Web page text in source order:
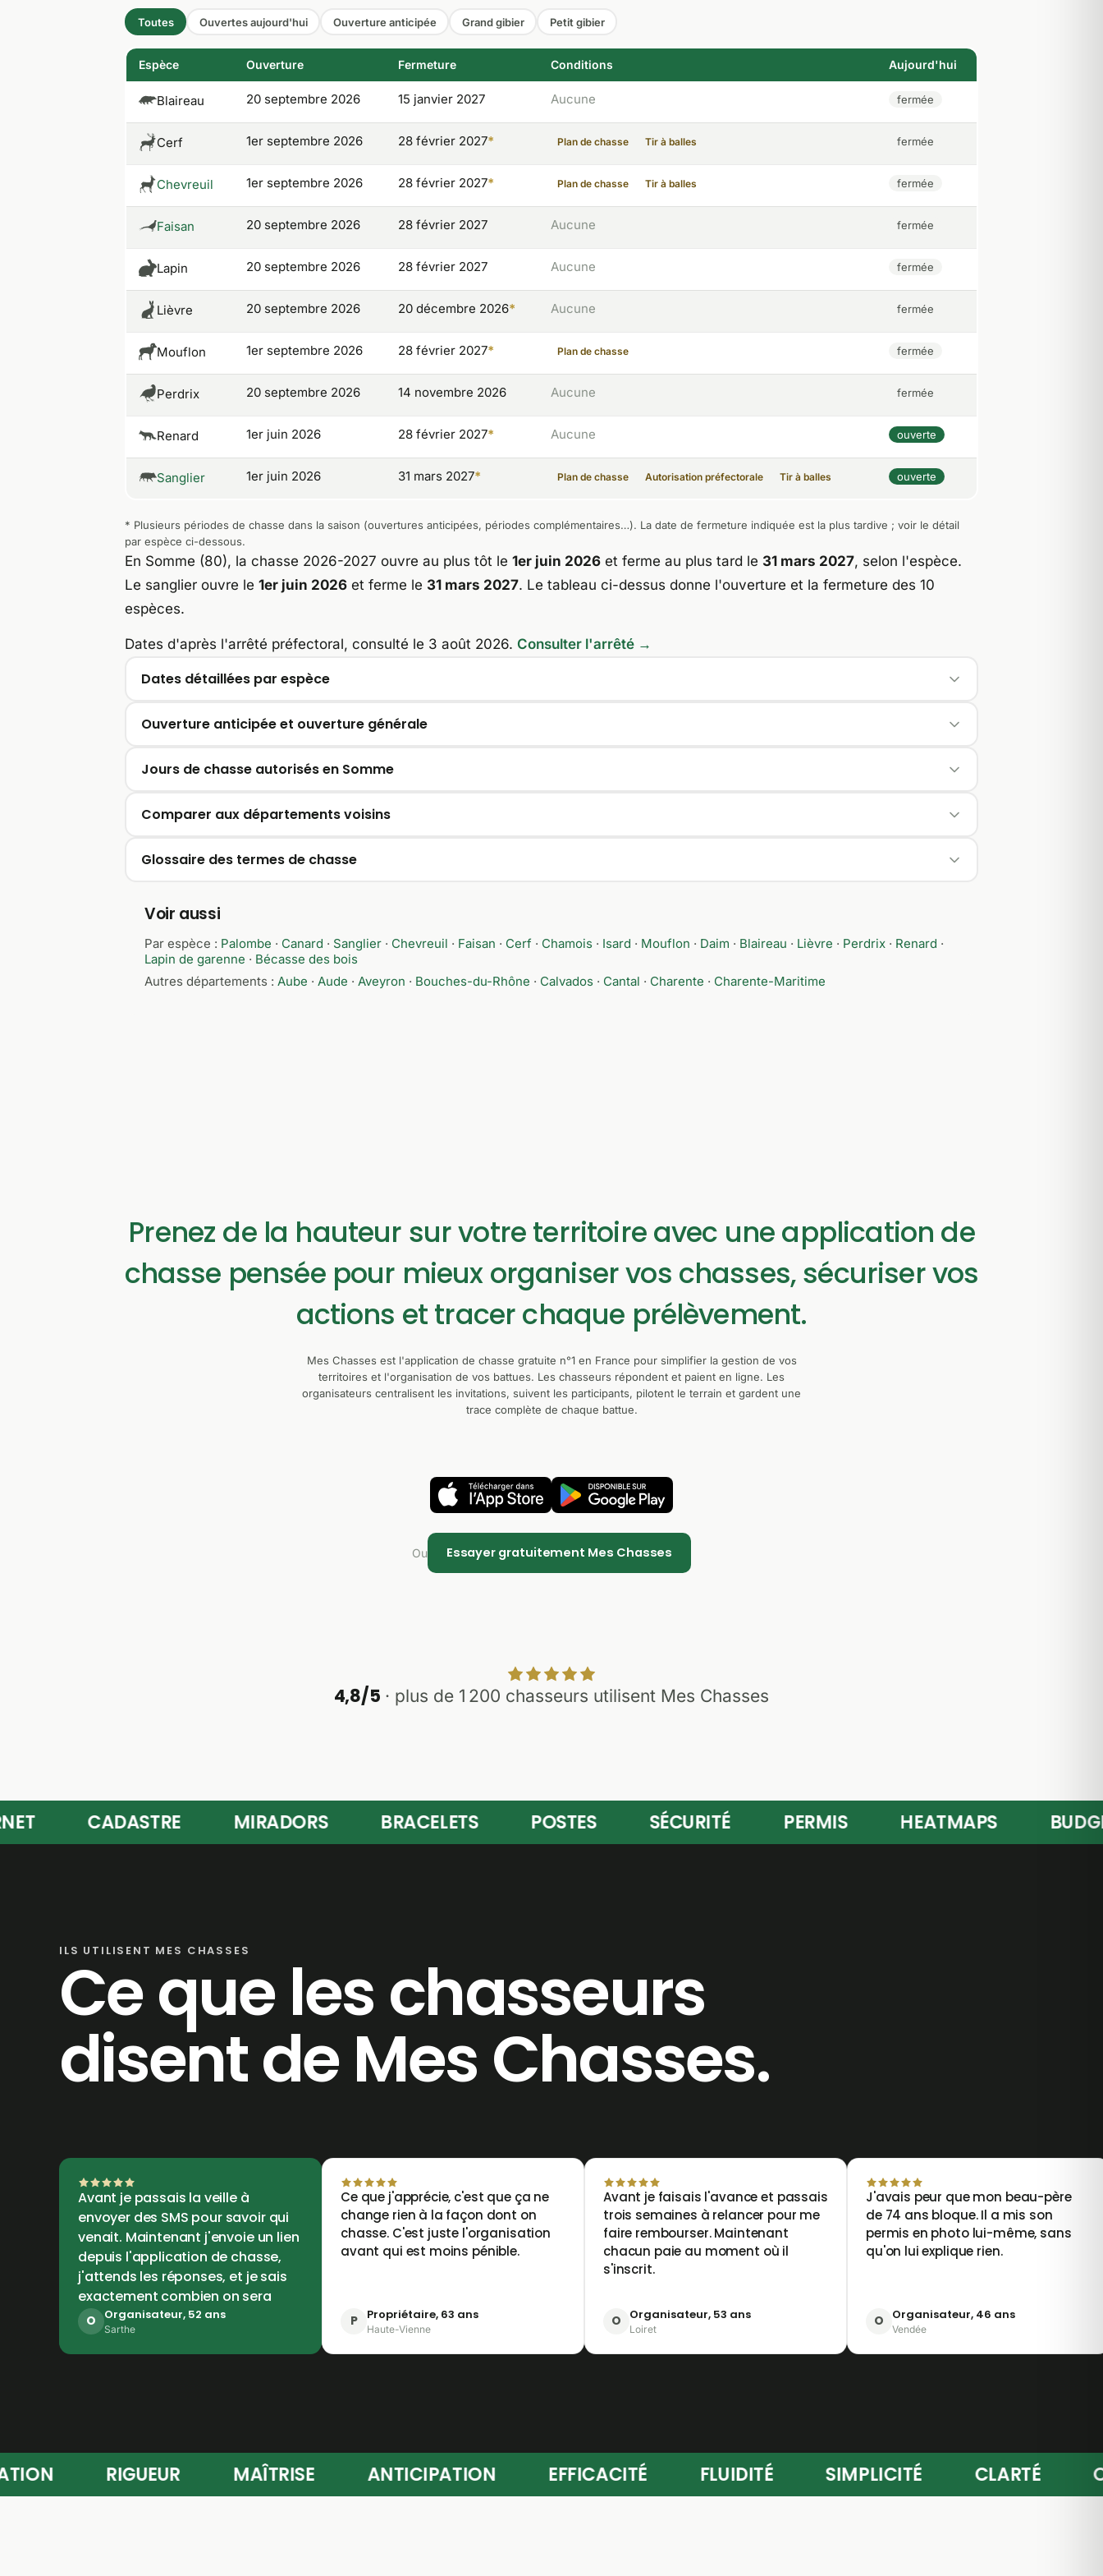
Toutes Ouvertes aujourd'hui Ouverture anticipée Grand gibier Petit gibier
Espèce Ouverture Fermeture Conditions Aujourd'hui
Blaireau 20 septembre 2026 15 janvier 2027 Aucune fermée
Cerf 1er septembre 2026 28 février 2027* Plan de chasse Tir à balles fermée
Chevreuil 1er septembre 2026 28 février 2027* Plan de chasse Tir à balles fermée
Faisan 20 septembre 2026 28 février 2027 Aucune fermée
Lapin 20 septembre 2026 28 février 2027 Aucune fermée
Lièvre 20 septembre 2026 20 décembre 2026* Aucune fermée
Mouflon 1er septembre 2026 28 février 2027* Plan de chasse fermée
Perdrix 20 septembre 2026 14 novembre 2026 Aucune fermée
Renard 1er juin 2026 28 février 2027* Aucune ouverte
Sanglier 1er juin 2026 31 mars 2027* Plan de chasse Autorisation préfectorale Tir à balles ouverte
* Plusieurs périodes de chasse dans la saison (ouvertures anticipées, périodes complémentaires…). La date de fermeture indiquée est la plus tardive ; voir le détail
par espèce ci-dessous.
En Somme (80), la chasse 2026-2027 ouvre au plus tôt le 1er juin 2026 et ferme au plus tard le 31 mars 2027, selon l'espèce.
Le sanglier ouvre le 1er juin 2026 et ferme le 31 mars 2027. Le tableau ci-dessus donne l'ouverture et la fermeture des 10
espèces.
Dates d'après l'arrêté préfectoral, consulté le 3 août 2026. Consulter l'arrêté →
Dates détaillées par espèce
Ouverture anticipée et ouverture générale
Jours de chasse autorisés en Somme
Comparer aux départements voisins
Glossaire des termes de chasse
Voir aussi
Par espèce : Palombe · Canard · Sanglier · Chevreuil · Faisan · Cerf · Chamois · Isard · Mouflon · Daim · Blaireau · Lièvre · Perdrix · Renard ·
Lapin de garenne · Bécasse des bois
Autres départements : Aube · Aude · Aveyron · Bouches-du-Rhône · Calvados · Cantal · Charente · Charente-Maritime
Prenez de la hauteur sur votre territoire avec une application de
chasse pensée pour mieux organiser vos chasses, sécuriser vos
actions et tracer chaque prélèvement.
Mes Chasses est l'application de chasse gratuite n°1 en France pour simplifier la gestion de vos
territoires et l'organisation de vos battues. Les chasseurs répondent et paient en ligne. Les
organisateurs centralisent les invitations, suivent les participants, pilotent le terrain et gardent une
trace complète de chaque battue.
Ou Essayer gratuitement Mes Chasses
4,8/5 · plus de 1 200 chasseurs utilisent Mes Chasses
CADASTRE MIRADORS BRACELETS POSTES SÉCURITÉ PERMIS HEATMAPS BUDGET
ILS UTILISENT MES CHASSES
Ce que les chasseurs
disent de Mes Chasses.
Avant je passais la veille à
envoyer des SMS pour savoir qui
venait. Maintenant j'envoie un lien
depuis l'application de chasse,
j'attends les réponses, et je sais
exactement combien on sera
O Organisateur, 52 ans
Sarthe
Ce que j'apprécie, c'est que ça ne
change rien à la façon dont on
chasse. C'est juste l'organisation
avant qui est moins pénible.
P Propriétaire, 63 ans
Haute-Vienne
Avant je faisais l'avance et passais
trois semaines à relancer pour me
faire rembourser. Maintenant
chacun paie au moment où il
s'inscrit.
O Organisateur, 53 ans
Loiret
J'avais peur que mon beau-père
de 74 ans bloque. Il a mis son
permis en photo lui-même, sans
qu'on lui explique rien.
O Organisateur, 46 ans
Vendée
RIGUEUR MAÎTRISE ANTICIPATION EFFICACITÉ FLUIDITÉ SIMPLICITÉ CLARTÉ